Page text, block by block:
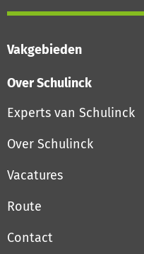
Vakgebieden
Over Schulinck
Experts van Schulinck
Over Schulinck
Vacatures
Route
Contact